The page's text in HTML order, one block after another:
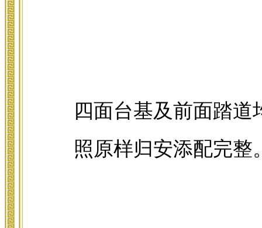
四面台基及前面踏
照原样归安添配完整